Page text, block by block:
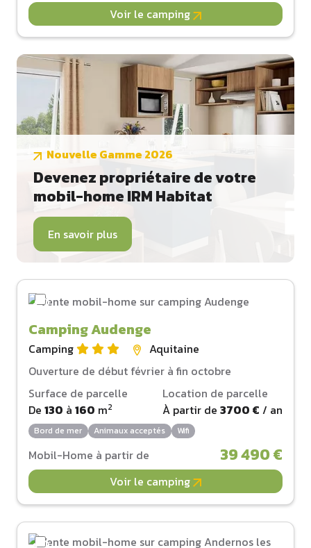
Voir le camping
Nouvelle Gamme 2026
Devenez propriétaire de votre
mobil-home IRM Habitat
En savoir plus
Camping Audenge
Camping
Aquitaine
Ouverture de début février à fin octobre
Surface de parcelle
De 130 à 160 m2
Location de parcelle
À partir de 3700 € / an
Bord de mer Animaux acceptés Wifi
Mobil-Home à partir de 39 490 €
Voir le camping